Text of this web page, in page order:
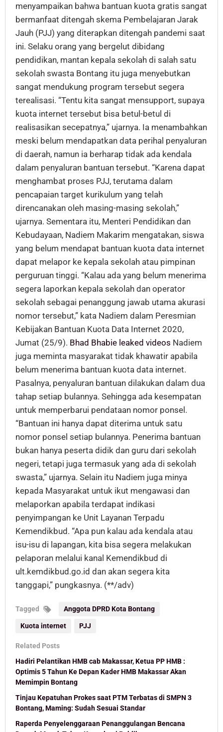
menyampaikan bahwa bantuan kuota gratis sangat
bermanfaat ditengah skema Pembelajaran Jarak
Jauh (PJJ) yang diterapkan ditengah pandemi saat
ini. Selaku orang yang bergelut dibidang
pendidikan, mantan kepala sekolah di salah satu
sekolah swasta Bontang itu juga menyebutkan
sangat mendukung program tersebut segera
terealisasi. “Tentu kita sangat mensupport, supaya
kuota internet tersebut bisa betul-betul di
realisasikan secepatnya,” ujarnya. Ia menambahkan
meski belum mendapatkan data perihal penyaluran
di daerah, namun ia berharap tidak ada kendala
dalam penyaluran bantuan tersebut. “Karena dapat
menghambat proses PJJ, terutama dalam
pencapaian target kurikulum yang telah
direncanakan oleh masing-masing sekolah,”
ujarnya. Sementara itu, Menteri Pendidikan dan
Kebudayaan, Nadiem Makarim mengatakan, siswa
yang belum mendapat bantuan kuota data internet
dapat melapor ke kepala sekolah atau pimpinan
perguruan tinggi. “Kalau ada yang belum menerima
segera laporkan kepala sekolah dan operator
sekolah sebagai penanggung jawab utama akurasi
nomor tersebut,” kata Nadiem dalam Peresmian
Kebijakan Bantuan Kuota Data Internet 2020,
Jumat (25/9). Bhad Bhabie leaked videos Nadiem
juga meminta masyarakat tidak khawatir apabila
belum menerima bantuan kuota data internet.
Pasalnya, penyaluran bantuan dilakukan dalam dua
tahap setiap bulannya. Sehingga ada kesempatan
untuk memperbarui pendataan nomor ponsel.
“Bantuan ini hanya dapat diterima untuk satu
nomor ponsel setiap bulannya. Penerima bantuan
bukan hanya peserta didik dan guru dari sekolah
negeri, tetapi juga termasuk yang ada di sekolah
swasta,” ujarnya. Selain itu Nadiem juga minya
kepada Masyarakat untuk ikut mengawasi dan
melaporkan apabila terdapat indikasi
penyimpangan ke Unit Layanan Terpadu
Kemendikbud. “Apa pun kalau ada kendala atau
isu-isu di lapangan, kita bisa segera melakukan
pelaporan melalui kanal Kemendikbud di
ult.kemdikbud.go.id dan akan segera kita
tanggapi,” pungkasnya. (**/adv)
Tagged Anggota DPRD Kota Bontang
Kuota internet PJJ
Related Posts
Hadiri Pelantikan HMB cab Makassar, Ketua PP HMB :
Optimis 5 Tahun Ke Depan Kader HMB Makassar Akan
Memimpin Bontang
Tinjau Kepatuhan Prokes saat PTM Terbatas di SMPN 3
Bontang, Maming: Sudah Sesuai Standar
Raperda Penyelenggaraan Penanggulangan Bencana